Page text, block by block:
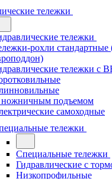
тележки
тележки
рохли стандартные
тележки
подъемом
самоходные
тележки
Специальные тележки
Гидравлические с
Низкопрофильные